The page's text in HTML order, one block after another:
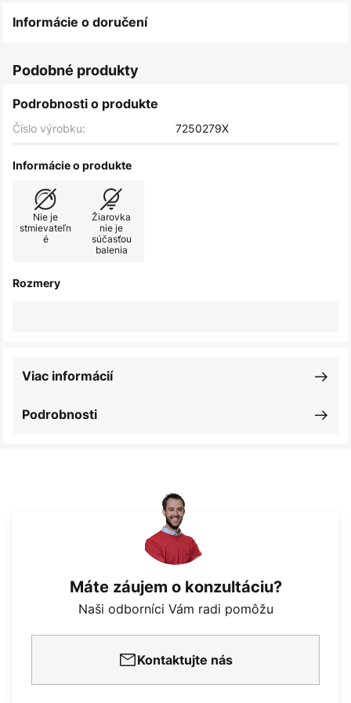
Informácie o doručení
Podobné produkty
Podrobnosti o produkte
Číslo výrobku: 7250279X
Informácie o produkte
Nie je
stmievateľn
é
Žiarovka
nie je
súčasťou
balenia
Rozmery
Podrobnosti
Viac informácií
Máte záujem o konzultáciu?
Naši odborníci Vám radi pomôžu
Kontaktujte nás